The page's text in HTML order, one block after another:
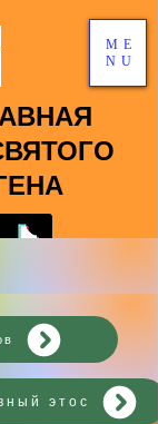
ME
NU
этос